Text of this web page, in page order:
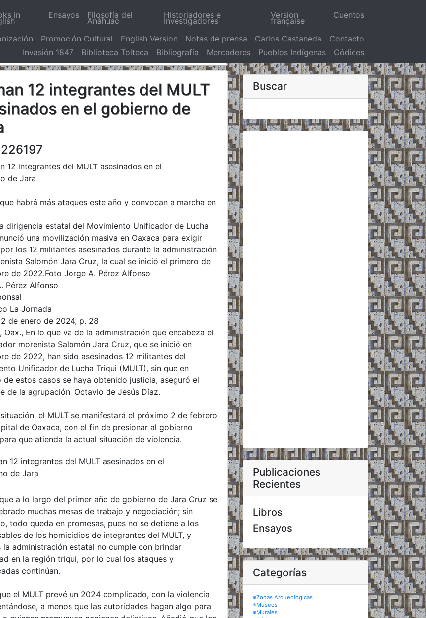
in Ensayos Filosofía del
Anáhuac
Historiadores e
Investigadores
Version
française
Cuentos
Promoción Cultural English Version Notas de prensa Carlos Castaneda
Contacto
Invasión 1847
Biblioteca Tolteca Bibliografía Mercaderes Pueblos Indígenas Códices
12 integrantes del MULT
en el gobierno de
habrá más ataques este año y convocan a marcha en
dirigencia estatal del Movimiento Unificador de Lucha
una movilización masiva en Oaxaca para exigir
los 12 militantes asesinados durante la administración
Salomón Jara Cruz, la cual se inició el primero de
de 2022.Foto Jorge A. Pérez Alfonso
Pérez Alfonso
La Jornada
de enero de 2024, p. 28
Oax., En lo que va de la administración que encabeza el
morenista Salomón Jara Cruz, que se inició en
de 2022, han sido asesinados 12 militantes del
Unificador de Lucha Triqui (MULT), sin que en
de estos casos se haya obtenido justicia, aseguró el
de la agrupación, Octavio de Jesús Díaz.
el MULT se manifestará el próximo 2 de febrero
de Oaxaca, con el fin de presionar al gobierno
que atienda la actual situación de violencia.
a lo largo del primer año de gobierno de Jara Cruz se
muchas mesas de trabajo y negociación; sin
todo queda en promesas, pues no se detiene a los
de los homicidios de integrantes del MULT, y
la administración estatal no cumple con brindar
en la región triqui, por lo cual los ataques y
continúan.
el MULT prevé un 2024 complicado, con la violencia
a menos que las autoridades hagan algo para
Buscar
Publicaciones
Recientes
Libros
Ensayos
Categorías
※Zonas Arqueológicas
※Museos
※Murales